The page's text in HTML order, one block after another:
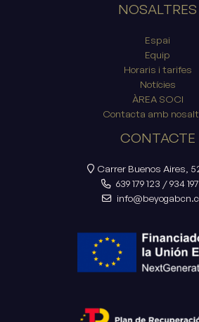
NOSALTRES
Espai
Equip
Horaris i tarifes
Notícies
ÀREA SOCI
Contacta amb
CONTACTE
Carrer Buenos Aires,
639 179 123 /934